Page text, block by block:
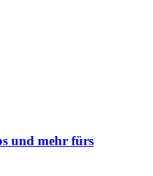
und mehr fürs